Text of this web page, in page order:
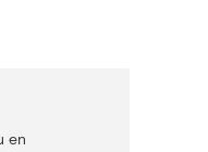
en